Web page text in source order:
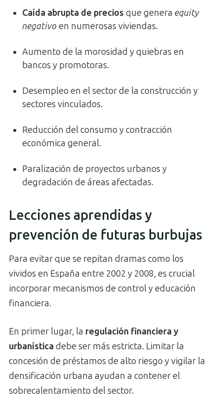
Caída abrupta de precios que genera equity
negativo en numerosas viviendas.
Aumento de la morosidad y quiebras en
bancos y promotoras.
Desempleo en el sector de la construcción y
sectores vinculados.
Reducción del consumo y contracción
económica general.
Paralización de proyectos urbanos y
degradación de áreas afectadas.
Lecciones aprendidas y
prevención de futuras burbujas
Para evitar que se repitan dramas como los
vividos en España entre 2002 y 2008, es crucial
incorporar mecanismos de control y educación
financiera.
En primer lugar, la regulación financiera y
urbanística debe ser más estricta. Limitar la
concesión de préstamos de alto riesgo y vigilar la
densificación urbana ayudan a contener el
sobrecalentamiento del sector.